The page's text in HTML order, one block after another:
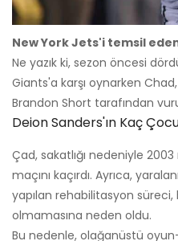
New York Jets'i temsil
Ne yazık ki, sezon öncesi
Giants'a karşı oynarken
Brandon Short tarafından
Deion Sanders'ın Kaç
Çad, sakatlığı nedeniyle
maçını kaçırdı. Ayrıca,
yapılan rehabilitasyon süreci,
olmamasına neden oldu.
Bu nedenle, olağanüstü